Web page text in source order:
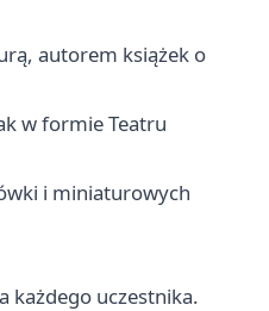
autorem książek o
w formie Teatru
i miniaturowych
każdego uczestnika.